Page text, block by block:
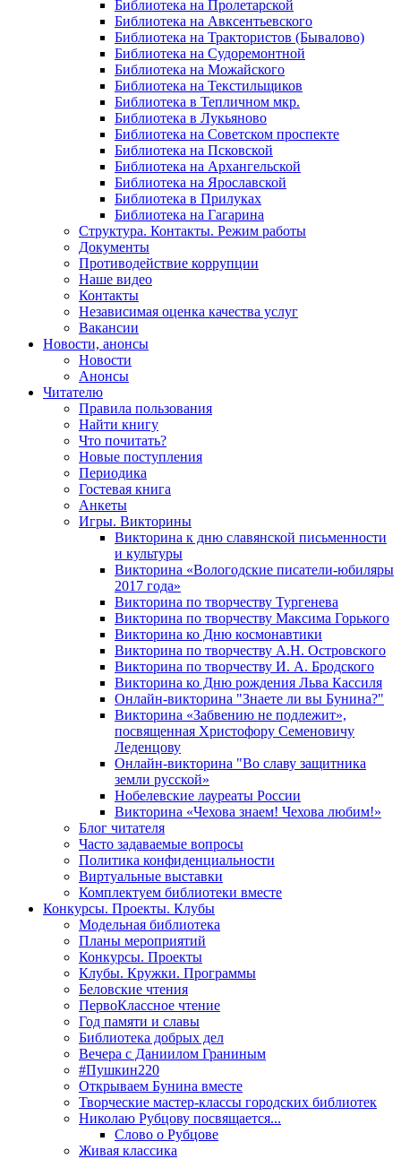
Библиотека на Пролетарской
Библиотека на Авксентьевского
Библиотека на Трактористов (Бывалово)
Библиотека на Судоремонтной
Библиотека на Можайского
Библиотека на Текстильщиков
Библиотека в Тепличном мкр.
Библиотека в Лукьяново
Библиотека на Советском проспекте
Библиотека на Псковской
Библиотека на Архангельской
Библиотека на Ярославской
Библиотека в Прилуках
Библиотека на Гагарина
Структура. Контакты. Режим работы
Документы
Противодействие коррупции
Наше видео
Контакты
Независимая оценка качества услуг
Вакансии
Новости, анонсы
Новости
Анонсы
Читателю
Правила пользования
Найти книгу
Что почитать?
Новые поступления
Периодика
Гостевая книга
Анкеты
Игры. Викторины
Викторина к дню славянской письменности
и культуры
Викторина «Вологодские писатели-юбиляры
2017 года»
Викторина по творчеству Тургенева
Викторина по творчеству Максима Горького
Викторина ко Дню космонавтики
Викторина по творчеству А.Н. Островского
Викторина по творчеству И. А. Бродского
Викторина ко Дню рождения Льва Кассиля
Онлайн-викторина "Знаете ли вы Бунина?"
Викторина «Забвению не подлежит»,
посвященная Христофору Семеновичу
Леденцову
Онлайн-викторина "Во славу защитника
земли русской»
Нобелевские лауреаты России
Викторина «Чехова знаем! Чехова любим!»
Блог читателя
Часто задаваемые вопросы
Политика конфиденциальности
Виртуальные выставки
Комплектуем библиотеки вместе
Конкурсы. Проекты. Клубы
Модельная библиотека
Планы мероприятий
Конкурсы. Проекты
Клубы. Кружки. Программы
Беловские чтения
ПервоКлассное чтение
Год памяти и славы
Библиотека добрых дел
Вечера с Даниилом Граниным
#Пушкин220
Открываем Бунина вместе
Творческие мастер-классы городских библиотек
Николаю Рубцову посвящается...
Слово о Рубцове
Живая классика